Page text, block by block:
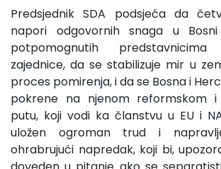
Predsjednik SDA podsjeća da
napori odgovornih snaga u
potpomognutih predstavnicima
zajednice, da se stabilizuje mir u
proces pomirenja, i da se Bosna i
pokrene na njenom reformskom i
putu, koji vodi ka članstvu u EU i
uložen ogroman trud i
ohrabrujući napredak, koji bi,